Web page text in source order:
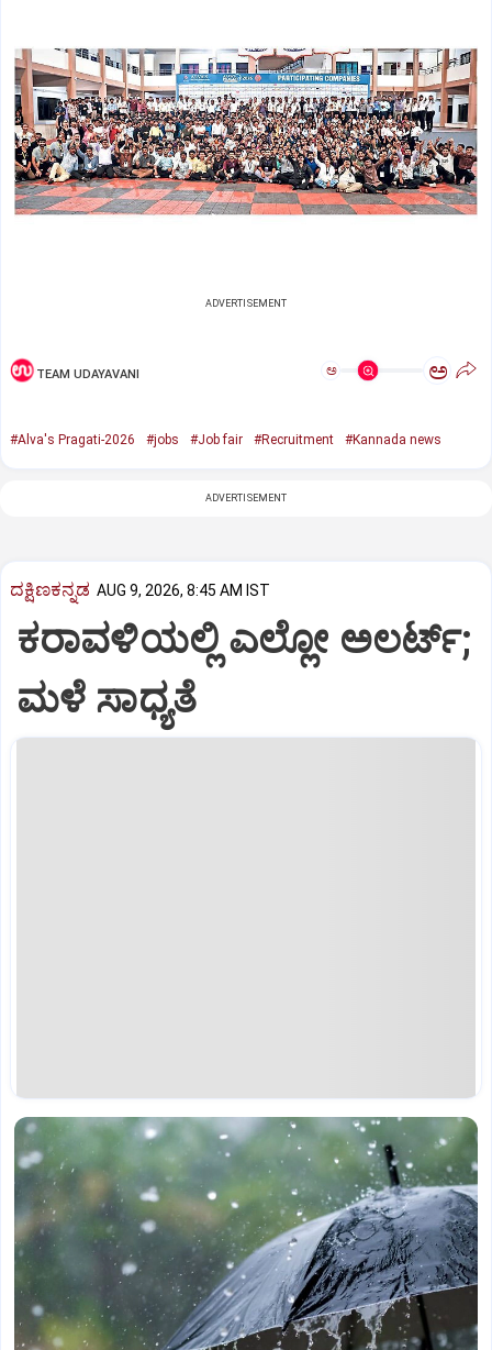
ADVERTISEMENT
TEAM UDAYAVANI ಅ ಅ
#Alva's Pragati-2026 #jobs #Job fair #Recruitment #Kannada news
ADVERTISEMENT
ದಕ್ಷಿಣಕನ್ನಡ AUG 9, 2026, 8:45 AM IST
ಕರಾವಳಿಯಲ್ಲಿ ಎಲ್ಲೋ ಅಲರ್ಟ್‌;
ಮಳೆ ಸಾಧ್ಯತೆ